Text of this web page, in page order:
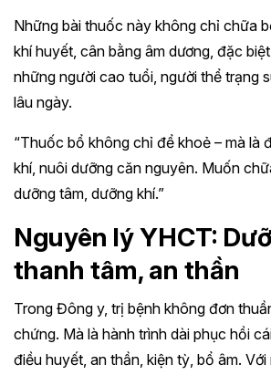
Những bài thuốc này không chỉ chữa
khí huyết, cân bằng âm dương, đặc
những người cao tuổi, người thể trạng
lâu ngày.
“Thuốc bổ không chỉ để khoẻ – mà là
khí, nuôi dưỡng căn nguyên. Muốn
dưỡng tâm, dưỡng khí.”
Nguyên lý YHCT:
thanh tâm, an thần
Trong Đông y, trị bệnh không đơn
chứng. Mà là hành trình dài phục hồi
điều huyết, an thần, kiện tỳ, bổ âm.